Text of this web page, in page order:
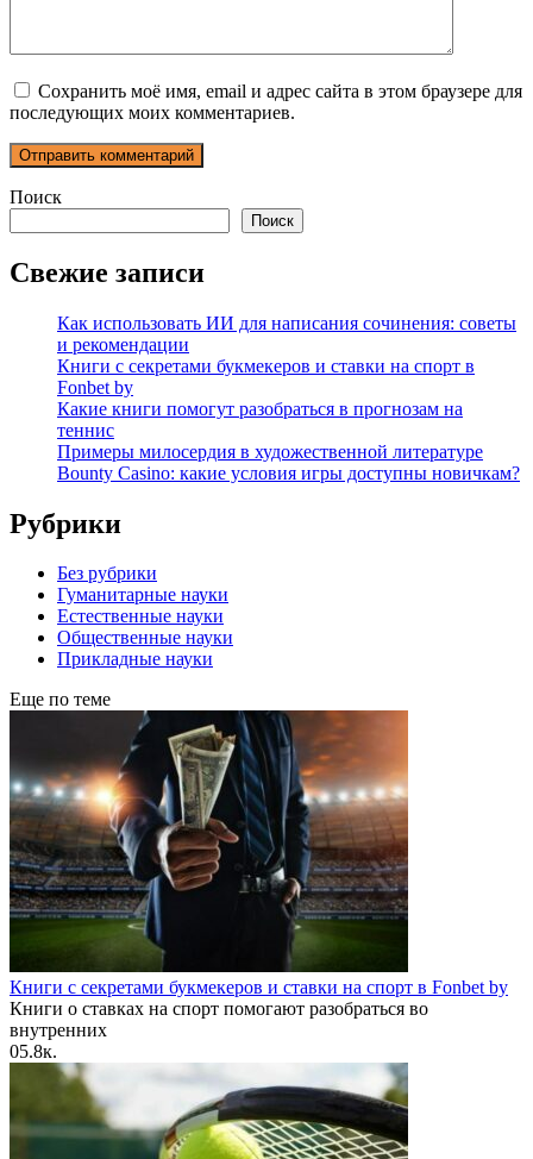
Сохранить моё имя, email и адрес сайта в этом браузере для
последующих моих комментариев.
Поиск
Поиск
Свежие записи
Как использовать ИИ для написания сочинения: советы
и рекомендации
Книги с секретами букмекеров и ставки на спорт в
Fonbet by
Какие книги помогут разобраться в прогнозам на
теннис
Примеры милосердия в художественной литературе
Bounty Casino: какие условия игры доступны новичкам?
Рубрики
Без рубрики
Гуманитарные науки
Естественные науки
Общественные науки
Прикладные науки
Еще по теме
Книги с секретами букмекеров и ставки на спорт в Fonbet by
Книги о ставках на спорт помогают разобраться во
внутренних
05.8к.